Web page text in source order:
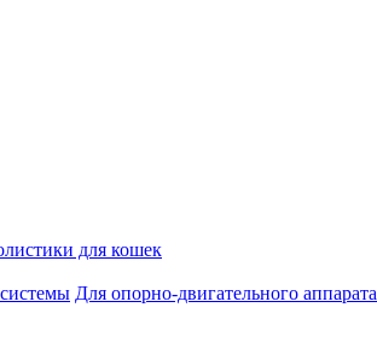
для кошек
Для опорно-двигательного аппарата